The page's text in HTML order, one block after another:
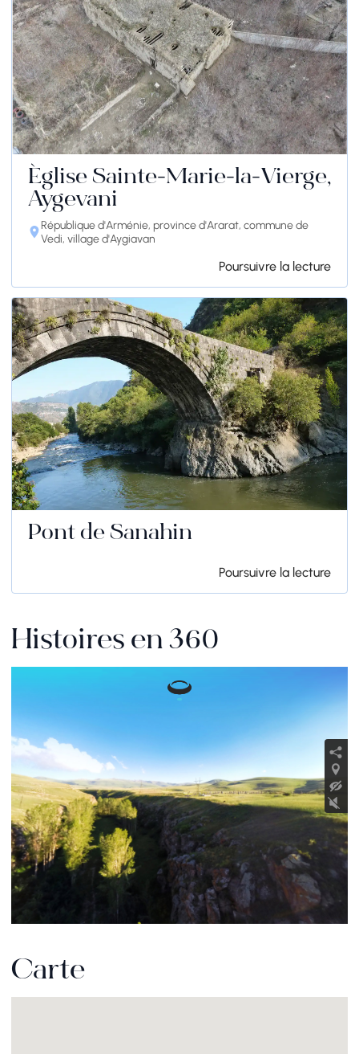
Église Sainte-Marie-la-Vierge,
Aygevani
République d'Arménie, province d'Ararat, commune de
Vedi, village d'Aygiavan
Poursuivre la lecture
Pont de Sanahin
Poursuivre la lecture
Histoires en 360
Carte